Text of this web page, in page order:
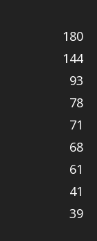
180
144
93
78
71
68
61
41
39